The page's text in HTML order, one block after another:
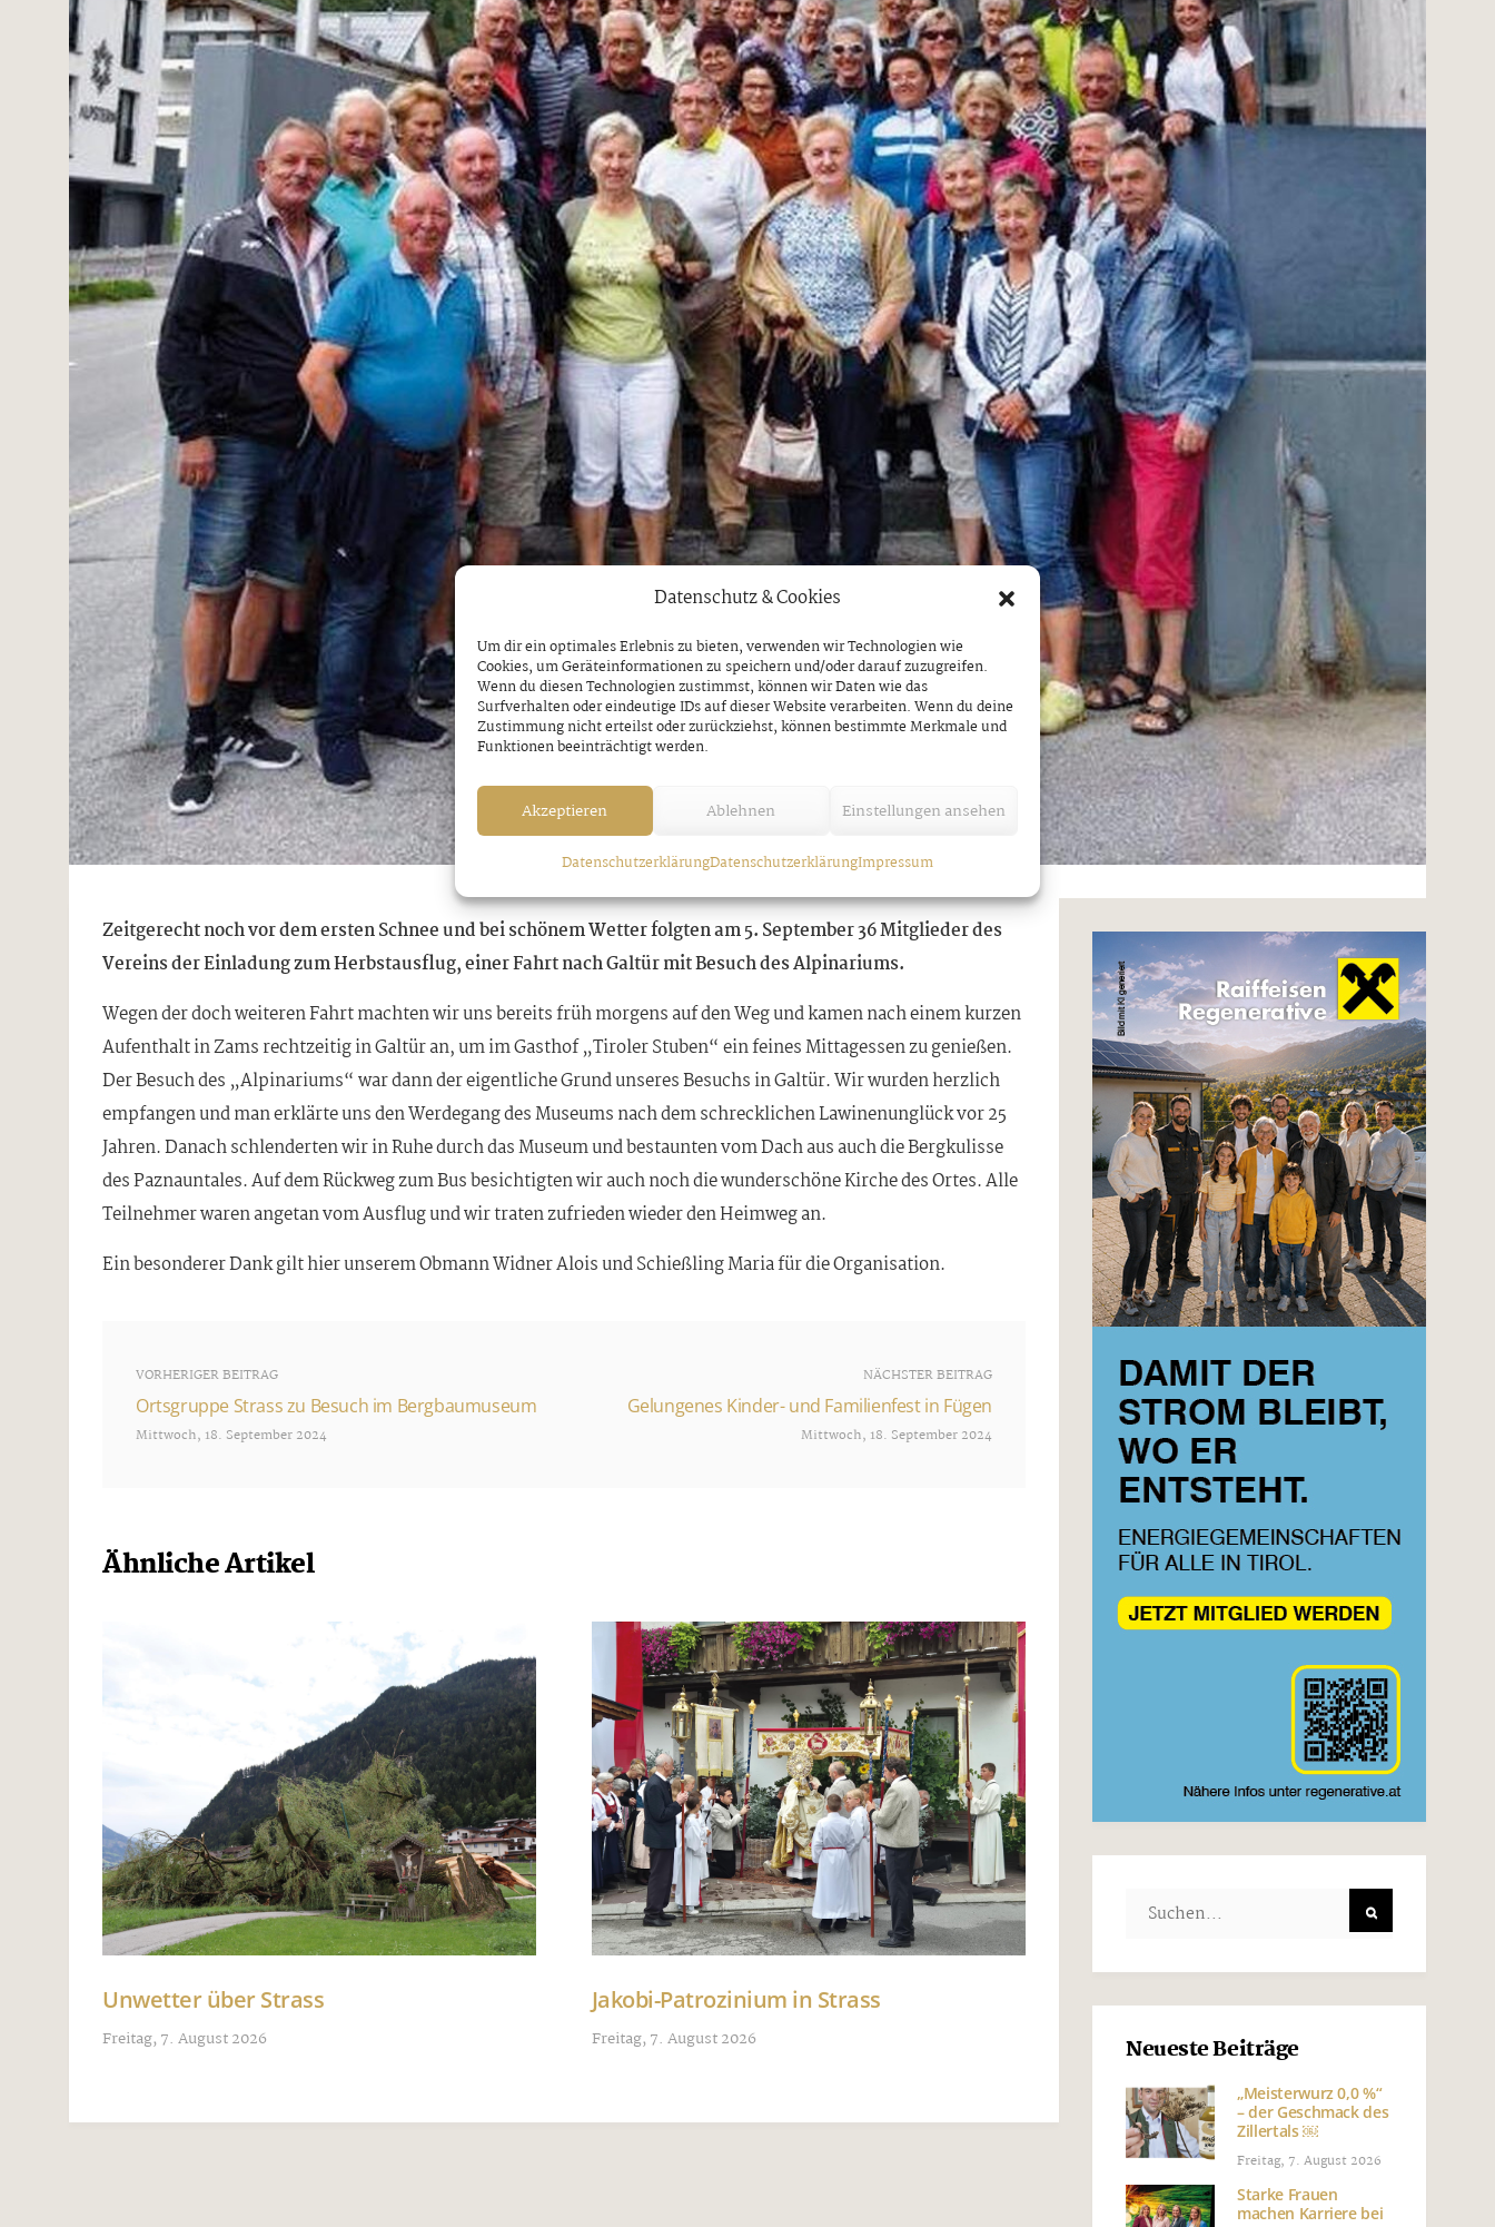
Datenschutz & Cookies
Um dir ein optimales Erlebnis zu bieten, verwenden wir Technologien wie
Cookies, um Geräteinformationen zu speichern und/oder darauf zuzugreifen.
Wenn du diesen Technologien zustimmst, können wir Daten wie das
Surfverhalten oder eindeutige IDs auf dieser Website verarbeiten. Wenn du deine
Zustimmung nicht erteilst oder zurückziehst, können bestimmte Merkmale und
Funktionen beeinträchtigt werden.
Akzeptieren Ablehnen Einstellungen ansehen
DatenschutzerklärungDatenschutzerklärungImpressum
Zeitgerecht noch vor dem ersten Schnee und bei schönem Wetter folgten am 5. September 36 Mitglieder des
Vereins der Einladung zum Herbstausflug, einer Fahrt nach Galtür mit Besuch des Alpinariums.
Wegen der doch weiteren Fahrt machten wir uns bereits früh morgens auf den Weg und kamen nach einem kurzen
Aufenthalt in Zams rechtzeitig in Galtür an, um im Gasthof „Tiroler Stuben“ ein feines Mittagessen zu genießen.
Der Besuch des „Alpinariums“ war dann der eigentliche Grund unseres Besuchs in Galtür. Wir wurden herzlich
empfangen und man erklärte uns den Werdegang des Museums nach dem schrecklichen Lawinenunglück vor 25
Jahren. Danach schlenderten wir in Ruhe durch das Museum und bestaunten vom Dach aus auch die Bergkulisse
des Paznauntales. Auf dem Rückweg zum Bus besichtigten wir auch noch die wunderschöne Kirche des Ortes. Alle
Teilnehmer waren angetan vom Ausflug und wir traten zufrieden wieder den Heimweg an.
Ein besonderer Dank gilt hier unserem Obmann Widner Alois und Schießling Maria für die Organisation.
VORHERIGER BEITRAG
Ortsgruppe Strass zu Besuch im Bergbaumuseum
Mittwoch, 18. September 2024
NÄCHSTER BEITRAG
Gelungenes Kinder- und Familienfest in Fügen
Mittwoch, 18. September 2024
Ähnliche Artikel
Unwetter über Strass
Freitag, 7. August 2026
Jakobi-Patrozinium in Strass
Freitag, 7. August 2026 Neueste Beiträge
„Meisterwurz 0,0 %“
– der Geschmack des
Zillertals ￼
Freitag, 7. August 2026
Starke Frauen
machen Karriere bei